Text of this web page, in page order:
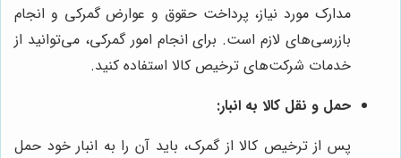
مدارک مورد نیاز، پرداخت حقوق و عوارض گمرکی و انجام
بازرسی‌های لازم است. برای انجام امور گمرکی، می‌توانید از
خدمات شرکت‌های ترخیص کالا استفاده کنید.
حمل و نقل کالا به انبار:
پس از ترخیص کالا از گمرک، باید آن را به انبار خود حمل